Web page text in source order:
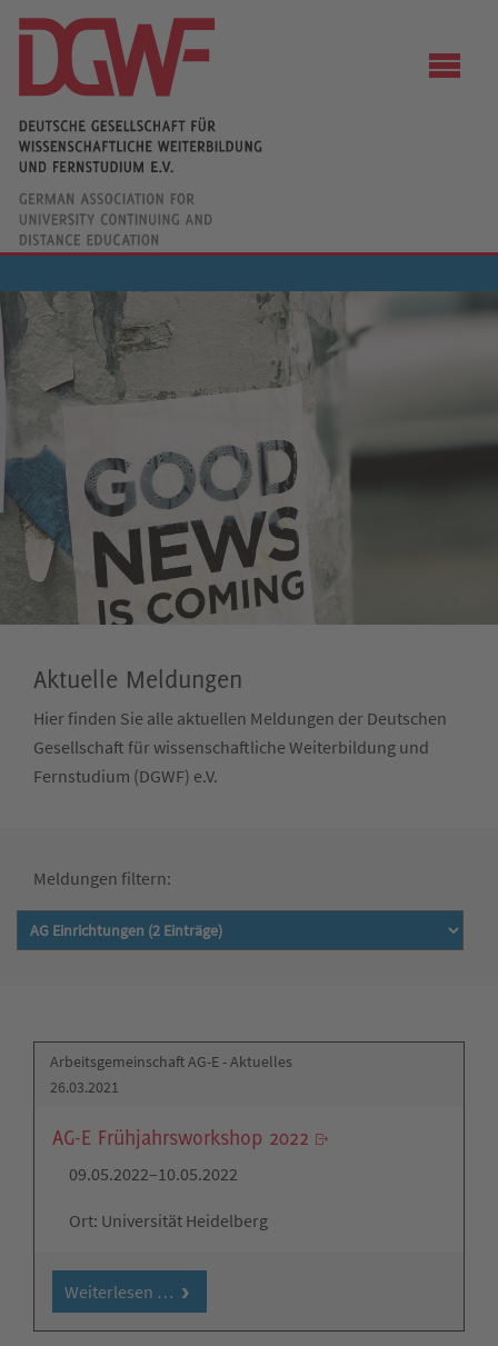
Aktuelle Meldungen
Hier finden Sie alle aktuellen Meldungen der Deutschen
Gesellschaft für wissenschaftliche Weiterbildung und
Fernstudium (DGWF) e.V.
Meldungen filtern:
Arbeitsgemeinschaft AG-E - Aktuelles
26.03.2021
AG-E Frühjahrsworkshop 2022
09.05.2022–10.05.2022
Ort: Universität Heidelberg
Weiterlesen …